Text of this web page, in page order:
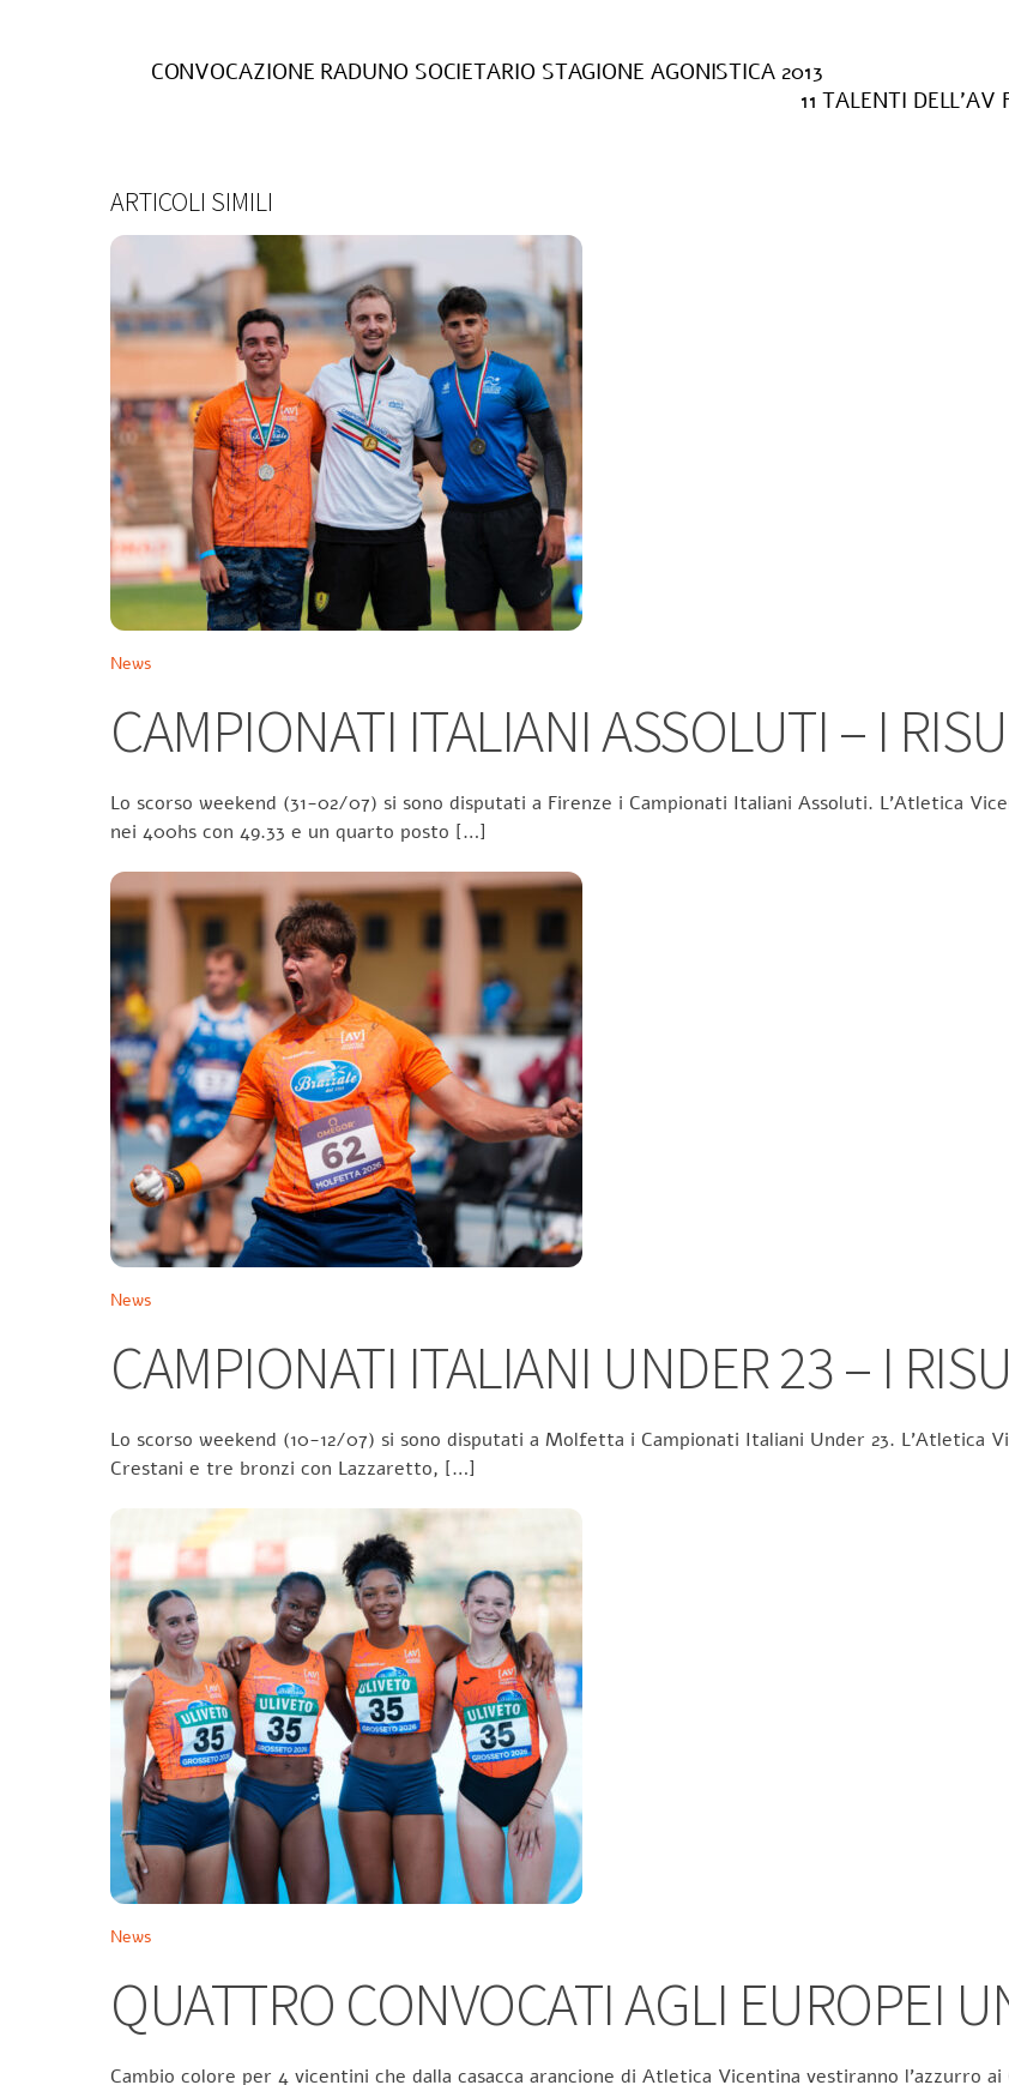
CONVOCAZIONE RADUNO SOCIETARIO STAGIONE AGONISTICA 2013
11 TALENTI
ARTICOLI SIMILI
News
CAMPIONATI ITALIANI ASSOLUTI – I
Lo scorso weekend (31-02/07) si sono disputati a Firenze i Campionati Italiani Assoluti. L’Atletica
nei 400hs con 49.33 e un quarto posto […]
News
CAMPIONATI ITALIANI UNDER 23 – I
Lo scorso weekend (10-12/07) si sono disputati a Molfetta i Campionati Italiani Under 23. L’Atletica
Crestani e tre bronzi con Lazzaretto, […]
News
QUATTRO CONVOCATI AGLI EUROPEI
Cambio colore per 4 vicentini che dalla casacca arancione di Atletica Vicentina vestiranno l’azzurro